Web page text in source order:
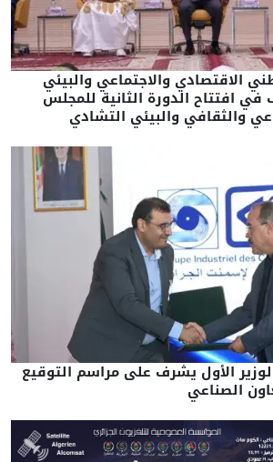
الاقتصادي والاجتماعي والبيئي
افتتاح الدورة الثانية للمجلس
والثقافي والبيئي التشادي
الأول يشرف على مراسم التوقيع
الصناعي